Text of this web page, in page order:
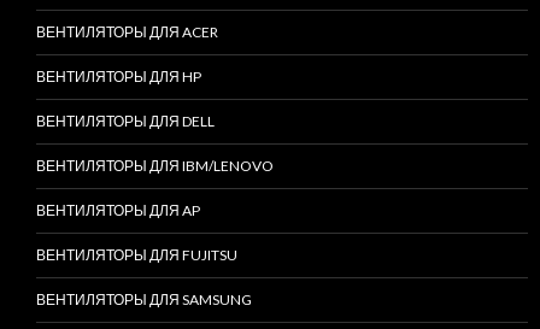
ВЕНТИЛЯТОРЫ ДЛЯ ACER
ВЕНТИЛЯТОРЫ ДЛЯ HP
ВЕНТИЛЯТОРЫ ДЛЯ DELL
ВЕНТИЛЯТОРЫ ДЛЯ IBM/LENOVO
ВЕНТИЛЯТОРЫ ДЛЯ AP
ВЕНТИЛЯТОРЫ ДЛЯ FUJITSU
ВЕНТИЛЯТОРЫ ДЛЯ SAMSUNG